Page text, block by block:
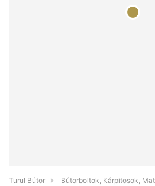
Turul Bútor
Bútorboltok, Kárpitosok,